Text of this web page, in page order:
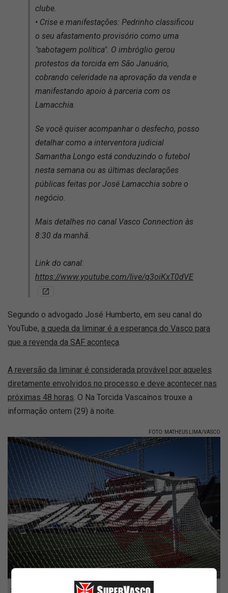
clube.
• Crise e manifestações: Pedrinho classificou
o seu afastamento provisório como uma
"sabotagem política". O imbróglio gerou
protestos da torcida em São Januário,
cobrando celeridade na aprovação da venda e
manifestando apoio à parceria com os
Lamacchia.
Se você quiser acompanhar o desfecho, posso
detalhar como a interventora judicial
Samantha Longo está conduzindo o futebol
nesta semana ou as últimas declarações
públicas feitas por José Lamacchia sobre o
negócio.
Mais detalhes no canal Vasco Connection às
8:30 da manhã.
Link do canal:
https://www.youtube.com/live/q3oiKxT0dVE
Segundo o advogado José Humberto, em seu canal do
YouTube, a queda da liminar é a esperança do Vasco para
que a revenda da SAF aconteça.
A reversão da liminar é considerada provável por aqueles
diretamente envolvidos no processo e deve acontecer nas
próximas 48 horas. O Na Torcida Vascaínos trouxe a
informação ontem (29) à noite.
FOTO: MATHEUS LIMA/VASCO
São Januário